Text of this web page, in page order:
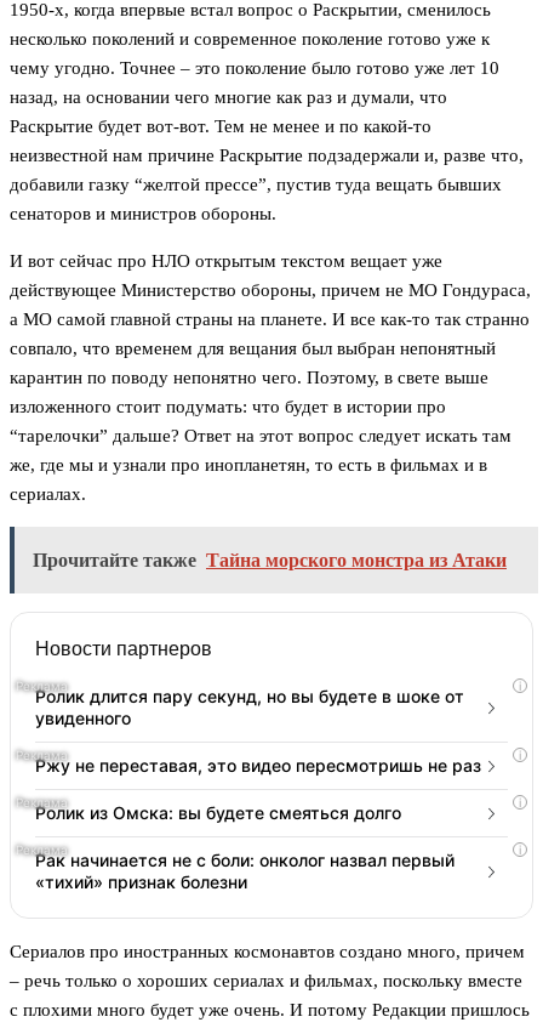
1950-х, когда впервые встал вопрос о Раскрытии, сменилось
несколько поколений и современное поколение готово уже к
чему угодно. Точнее – это поколение было готово уже лет 10
назад, на основании чего многие как раз и думали, что
Раскрытие будет вот-вот. Тем не менее и по какой-то
неизвестной нам причине Раскрытие подзадержали и, разве что,
добавили газку “желтой прессе”, пустив туда вещать бывших
сенаторов и министров обороны.
И вот сейчас про НЛО открытым текстом вещает уже
действующее Министерство обороны, причем не МО Гондураса,
а МО самой главной страны на планете. И все как-то так странно
совпало, что временем для вещания был выбран непонятный
карантин по поводу непонятно чего. Поэтому, в свете выше
изложенного стоит подумать: что будет в истории про
“тарелочки” дальше? Ответ на этот вопрос следует искать там
же, где мы и узнали про инопланетян, то есть в фильмах и в
сериалах.
Прочитайте также Тайна морского монстра из Атаки
Новости партнеров
i
Ролик длится пару секунд, но вы будете в шоке от
увиденного
i
Ржу не переставая, это видео пересмотришь не раз
i
Ролик из Омска: вы будете смеяться долго
i
Рак начинается не с боли: онколог назвал первый
«тихий» признак болезни
Сериалов про иностранных космонавтов создано много, причем
– речь только о хороших сериалах и фильмах, поскольку вместе
с плохими много будет уже очень. И потому Редакции пришлось